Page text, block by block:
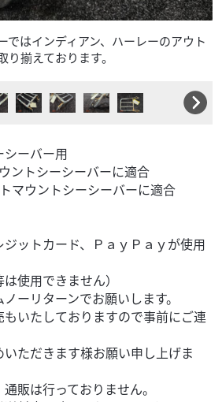
ではインディアン、ハーレーのアウト
揃えております。
ーバー用
ントシーシーバーに適合
マウントシーシーバーに適合
ットカード、ＰａｙＰａｙが使用
使用できません）
ーリターンでお願いします。
いたしておりますので事前にご連
ただきます様お願い申し上げま
販は行っておりません。